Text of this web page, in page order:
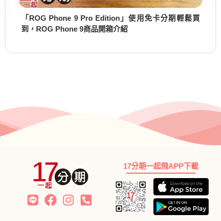
「ROG Phone 9 Pro Edition」使用免卡分期輕鬆買
到，ROG Phone 9商品開箱介紹
17分期一起飛APP下載